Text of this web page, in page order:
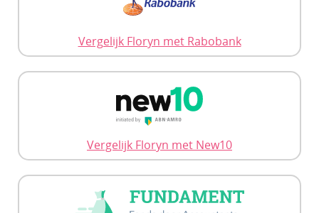
Vergelijk Floryn met Rabobank
Vergelijk Floryn met New10